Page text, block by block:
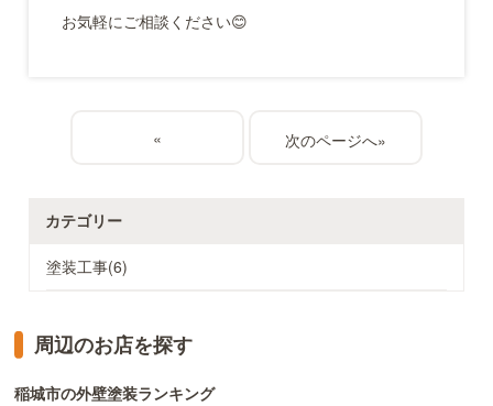
カテゴリー
塗装工事(6)
お気軽にご相談ください😊
« »
周辺のお店を探す
稲城市の外壁塗装ランキング